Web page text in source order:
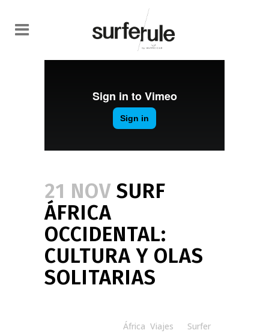
21 NOV SURF
ÁFRICA
OCCIDENTAL:
CULTURA Y OLAS
SOLITARIAS
África Viajes
Surfer